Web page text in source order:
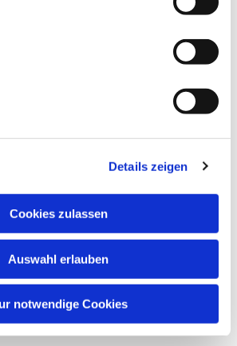
Details zeigen
Cookies zulassen
Auswahl erlauben
notwendige Cookies
& Trauung